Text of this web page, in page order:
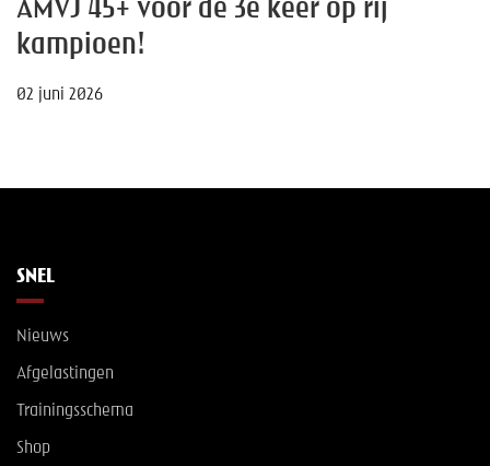
AMVJ 45+ voor de 3e keer op rij
kampioen!
02 juni 2026
SNEL
Nieuws
Afgelastingen
Trainingsschema
Shop